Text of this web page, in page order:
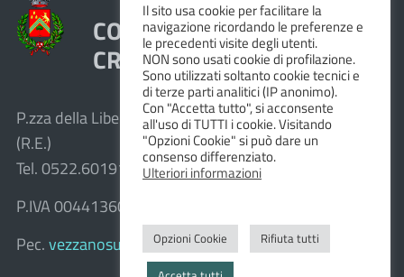
COMUNE DI VEZZANO SUL
CROSTOLO
P.zza della Libertà, 1 – 42030 Vezzano sul Crostolo
(R.E.)
Tel. 0522.601911 – Fax 0522.601947
P.IVA 00441360351
Pec. vezzanosulcrostolo@cert.provincia.re.it
Il sito usa cookie per facilitare la
navigazione ricordando le preferenze e
le precedenti visite degli utenti.
NON sono usati cookie di profilazione.
Sono utilizzati soltanto cookie tecnici e
di terze parti analitici (IP anonimo).
Con "Accetta tutto", si acconsente
all'uso di TUTTI i cookie. Visitando
"Opzioni Cookie" si può dare un
consenso differenziato.
Ulteriori informazioni
Opzioni Cookie Rifiuta tutti